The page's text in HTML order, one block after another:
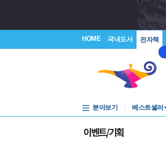
HOME 국내도서 전자책
분야보기 베스트셀러
이벤트/기획